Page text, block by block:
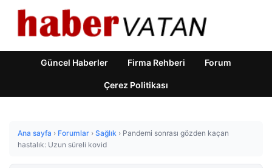
Güncel Haberler Firma Rehberi Forum
Çerez Politikası
Ana sayfa › Forumlar › Sağlık › Pandemi sonrası gözden kaçan
hastalık: Uzun süreli kovid